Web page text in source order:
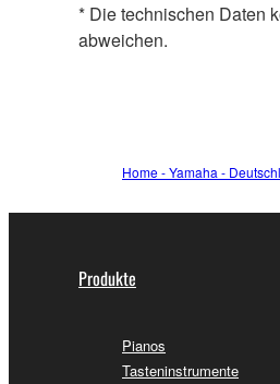
* Die technischen Daten
abweichen.
Home - Yamaha -
Produkte
Pianos
Tasteninstrumente